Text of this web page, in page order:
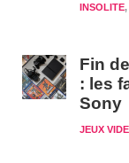
INSOLITE,
Fin
: les
Sony
JEUX